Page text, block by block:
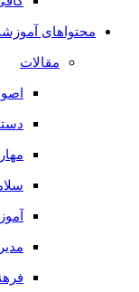
محتواهای
مقالات